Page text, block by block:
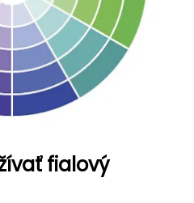
fialový